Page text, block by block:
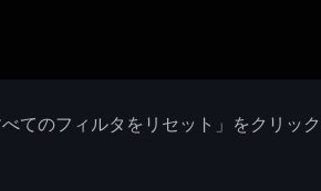
のフィルタをリセット」をクリッ